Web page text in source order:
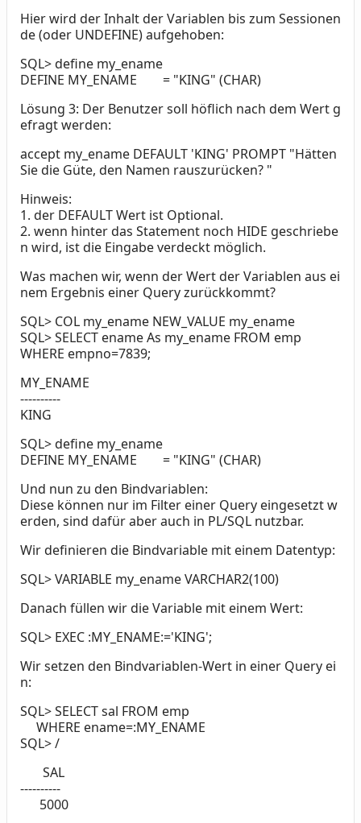
Hier wird der Inhalt der Variablen bis zum Sessionen
de (oder UNDEFINE) aufgehoben:
SQL> define my_ename
DEFINE MY_ENAME = "KING" (CHAR)
Lösung 3: Der Benutzer soll höflich nach dem Wert g
efragt werden:
accept my_ename DEFAULT 'KING' PROMPT "Hätten
Sie die Güte, den Namen rauszurücken? "
Hinweis:
1. der DEFAULT Wert ist Optional.
2. wenn hinter das Statement noch HIDE geschriebe
n wird, ist die Eingabe verdeckt möglich.
Was machen wir, wenn der Wert der Variablen aus ei
nem Ergebnis einer Query zurückkommt?
SQL> COL my_ename NEW_VALUE my_ename
SQL> SELECT ename As my_ename FROM emp
WHERE empno=7839;
MY_ENAME
----------
KING
SQL> define my_ename
DEFINE MY_ENAME = "KING" (CHAR)
Und nun zu den Bindvariablen:
Diese können nur im Filter einer Query eingesetzt w
erden, sind dafür aber auch in PL/SQL nutzbar.
Wir definieren die Bindvariable mit einem Datentyp:
SQL> VARIABLE my_ename VARCHAR2(100)
Danach füllen wir die Variable mit einem Wert:
SQL> EXEC :MY_ENAME:='KING';
Wir setzen den Bindvariablen-Wert in einer Query ei
n:
SQL> SELECT sal FROM emp
WHERE ename=:MY_ENAME
SQL> /
SAL
----------
5000